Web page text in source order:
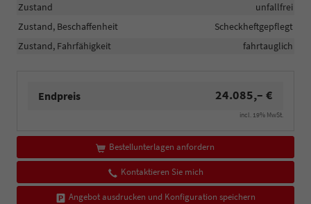
Zustand
unfallfrei
Zustand, Beschaffenheit
Scheckheftgepflegt
Zustand, Fahrfähigkeit
fahrtauglich
Endpreis 24.085,– €
incl. 19% MwSt.
Bestellunterlagen anfordern
Kontaktieren Sie mich
Angebot ausdrucken und Konfiguration speichern